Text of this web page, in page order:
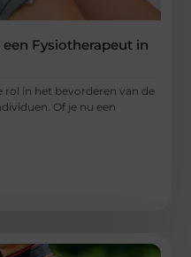
Fysiotherapeut in
rol in het bevorderen van de
Of je nu een